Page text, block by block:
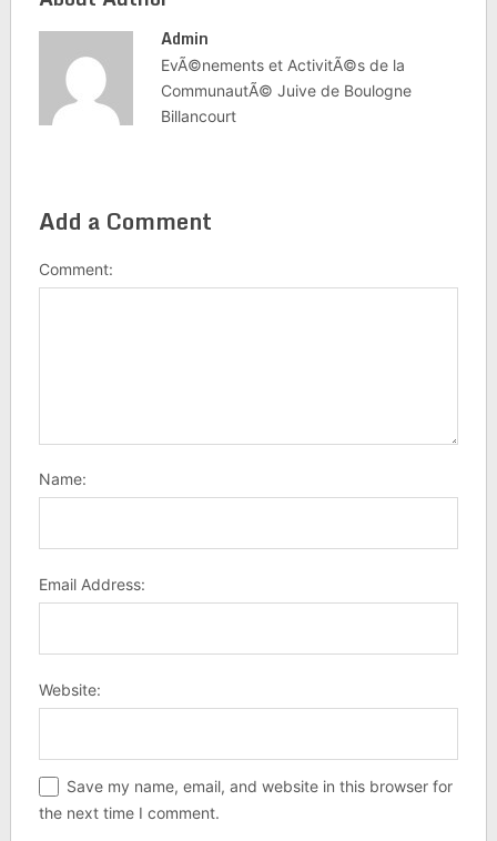
Admin
EvÃ©nements et ActivitÃ©s de la
CommunautÃ© Juive de Boulogne
Billancourt
Add a Comment
Comment:
Name:
Email Address:
Website:
Save my name, email, and website in this browser for
the next time I comment.